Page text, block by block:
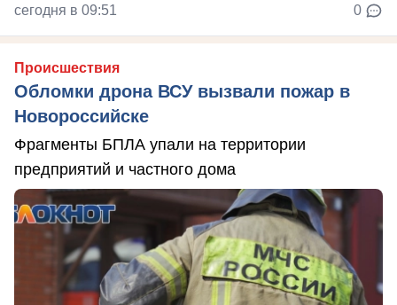
сегодня в 09:51 0
Происшествия
Обломки дрона ВСУ вызвали пожар в
Новороссийске
Фрагменты БПЛА упали на территории
предприятий и частного дома